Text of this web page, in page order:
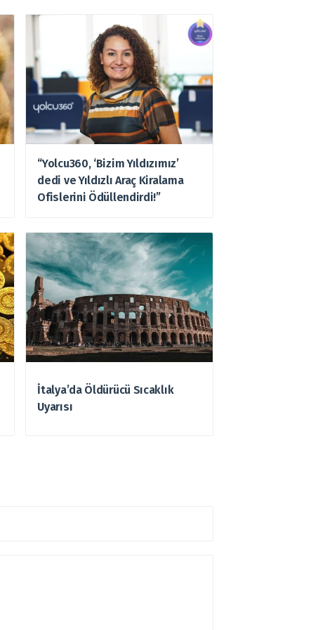
“Yolcu360, ‘Bizim Yıldızımız’
dedi ve Yıldızlı Araç Kiralama
Ofislerini Ödüllendirdi!”
İtalya’da Öldürücü Sıcaklık
Uyarısı